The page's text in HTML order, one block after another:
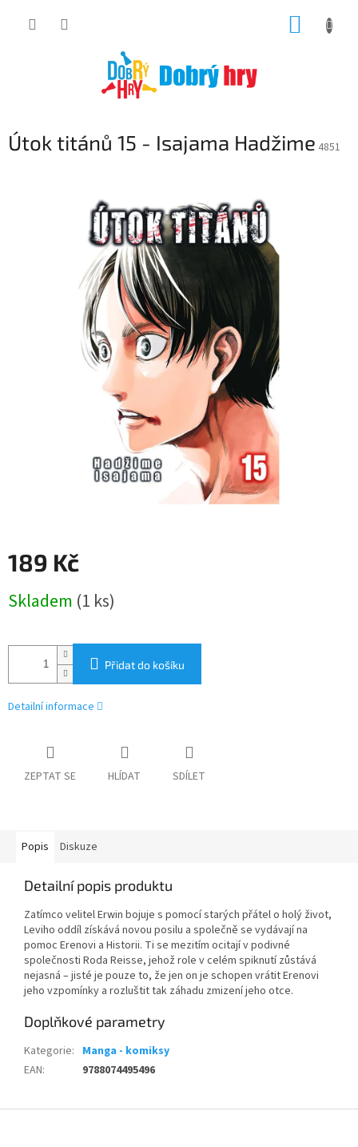
Útok titánů 15 - Isajama Hadžime 4851
189 Kč
cena:
Skladem (1 ks)
Přidat do košíku
Detailní informace
ZEPTAT SE HLÍDAT SDÍLET
Popis Diskuze
Detailní popis produktu
Zatímco velitel Erwin bojuje s pomocí starých přátel o holý život,
Leviho oddíl získává novou posilu a společně se vydávají na
pomoc Erenovi a Historii. Ti se mezitím ocitají v podivné
společnosti Roda Reisse, jehož role v celém spiknutí zůstává
nejasná – jisté je pouze to, že jen on je schopen vrátit Erenovi
jeho vzpomínky a rozluštit tak záhadu zmizení jeho otce.
Doplňkové parametry
Kategorie: Manga - komiksy
EAN: 9788074495496